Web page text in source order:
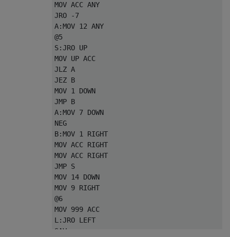
MOV ACC ANY
JRO -7
A:MOV 12 ANY
@5
S:JRO UP
MOV UP ACC
JLZ A
JEZ B
MOV 1 DOWN
JMP B
A:MOV 7 DOWN
NEG
B:MOV 1 RIGHT
MOV ACC RIGHT
MOV ACC RIGHT
JMP S
MOV 14 DOWN
MOV 9 RIGHT
@6
MOV 999 ACC
L:JRO LEFT
SAV